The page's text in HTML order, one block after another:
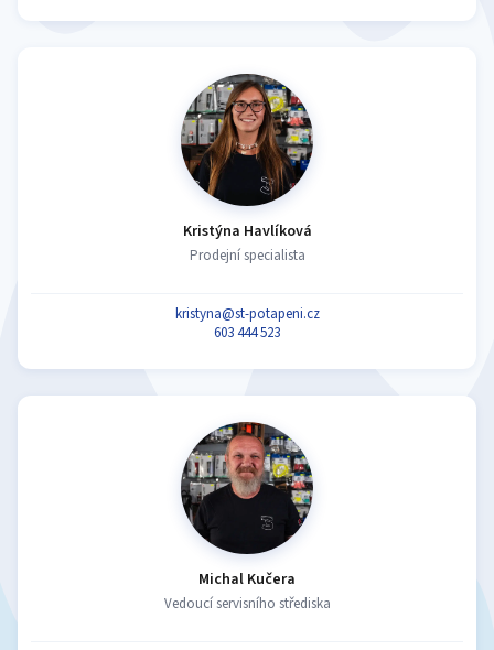
Kristýna Havlíková
Prodejní specialista
kristyna@st-potapeni.cz
603 444 523
Michal Kučera
Vedoucí servisního střediska